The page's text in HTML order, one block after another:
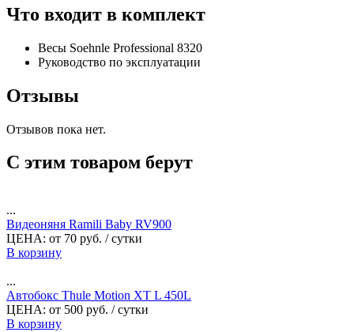
Что входит в комплект
Весы Soehnle Professional 8320
Руководство по эксплуатации
Отзывы
Отзывов пока нет.
С этим товаром берут
...
Видеоняня Ramili Baby RV900
ЦЕНА: от 70 руб. / сутки
В корзину
...
Автобокс Thule Motion XT L 450L
ЦЕНА: от 500 руб. / сутки
В корзину